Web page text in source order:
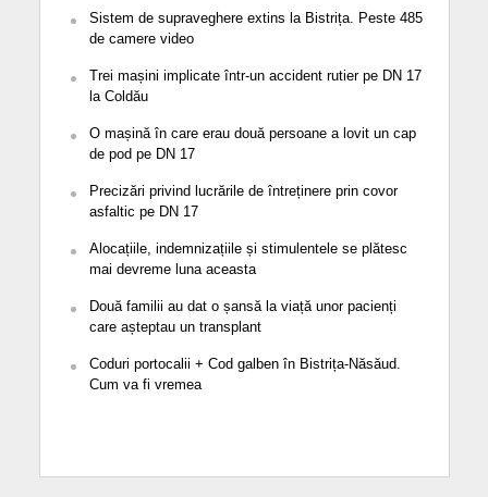
Sistem de supraveghere extins la Bistrița. Peste 485
de camere video
Trei mașini implicate într-un accident rutier pe DN 17
la Coldău
O mașină în care erau două persoane a lovit un cap
de pod pe DN 17
Precizări privind lucrările de întreținere prin covor
asfaltic pe DN 17
Alocațiile, indemnizațiile și stimulentele se plătesc
mai devreme luna aceasta
Două familii au dat o șansă la viață unor pacienți
care așteptau un transplant
Coduri portocalii + Cod galben în Bistrița-Năsăud.
Cum va fi vremea